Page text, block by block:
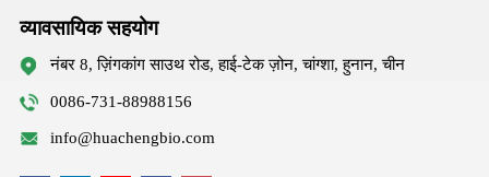
व्यावसायिक सहयोग
नंबर 8, ज़िंगकांग साउथ रोड, हाई-टेक ज़ोन, चांग्शा, हुनान, चीन
0086-731-88988156
info@huachengbio.com